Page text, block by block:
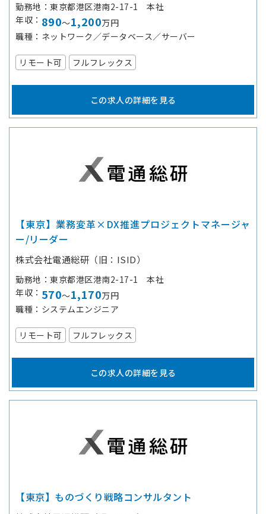
勤務地
東京都港区港南2-17-1 本社
年収
890～1,200万円
職種
ネットワーク／データベース／サーバー
リモート可 フルフレックス
この求人の詳細を見る
【東京】業務変革×DX推進プロジェクトマネージャ
ー/リーダー
株式会社電通総研（旧：ISID）
勤務地
東京都港区港南2-17-1 本社
年収
570～1,170万円
職種
システムエンジニア
リモート可 フルフレックス
この求人の詳細を見る
【東京】ものづくり戦略コンサルタント